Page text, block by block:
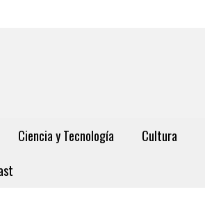
Ciencia y Tecnología Cultura